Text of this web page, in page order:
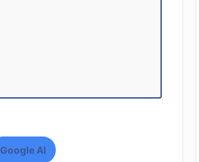
Google AI